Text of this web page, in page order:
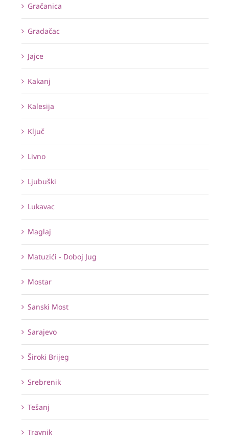
Gračanica
Gradačac
Jajce
Kakanj
Kalesija
Ključ
Livno
Ljubuški
Lukavac
Maglaj
Matuzići - Doboj Jug
Mostar
Sanski Most
Sarajevo
Široki Brijeg
Srebrenik
Tešanj
Travnik